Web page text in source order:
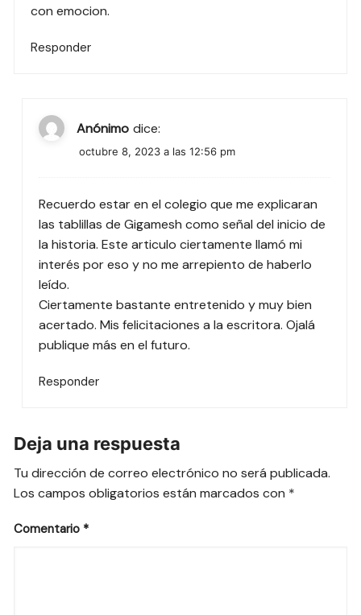
con emocion.
Responder
Anónimo dice:
octubre 8, 2023 a las 12:56 pm
Recuerdo estar en el colegio que me explicaran
las tablillas de Gigamesh como señal del inicio de
la historia. Este articulo ciertamente llamó mi
interés por eso y no me arrepiento de haberlo
leído.
Ciertamente bastante entretenido y muy bien
acertado. Mis felicitaciones a la escritora. Ojalá
publique más en el futuro.
Responder
Deja una respuesta
Tu dirección de correo electrónico no será publicada.
Los campos obligatorios están marcados con *
Comentario *